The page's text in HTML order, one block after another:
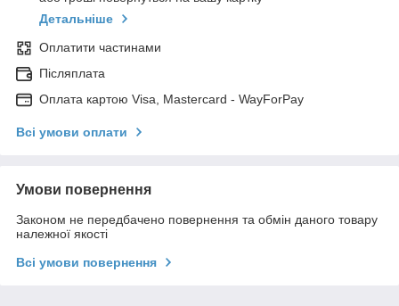
Детальніше
Оплатити частинами
Післяплата
Оплата картою Visa, Mastercard - WayForPay
Всі умови оплати
Умови повернення
Законом не передбачено повернення та обмін даного товару
належної якості
Всі умови повернення